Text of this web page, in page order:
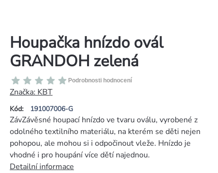
Houpačka hnízdo ovál
GRANDOH zelená
Kód: 191007006-G
Průměrné
hodnocení
produktu
je
0,0
5
hvězdiček.
Podrobnosti hodnocení
Značka: KBT
ZávZávěsné houpací hnízdo ve tvaru oválu, vyrobené z
odolného textilního materiálu, na kterém se děti nejen
pohopou, ale mohou si i odpočinout vleže. Hnízdo je
vhodné i pro houpání více dětí najednou.
Detailní informace